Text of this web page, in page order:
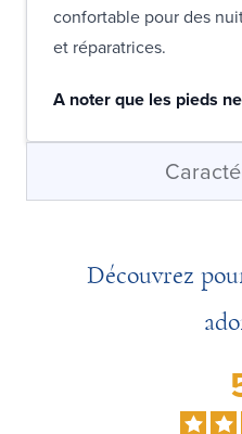
confortable pour des
et réparatrices.
A noter que les pieds
Découvrez